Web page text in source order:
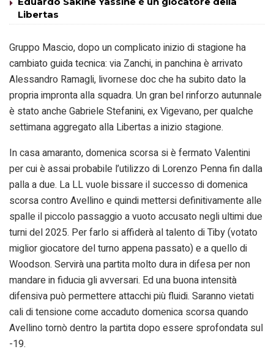
Libertas
Gruppo Mascio, dopo un complicato inizio di stagione ha
cambiato guida tecnica: via Zanchi, in panchina è arrivato
Alessandro Ramagli, livornese doc che ha subito dato la
propria impronta alla squadra. Un gran bel rinforzo autunnale
è stato anche Gabriele Stefanini, ex Vigevano, per qualche
settimana aggregato alla Libertas a inizio stagione.
In casa amaranto, domenica scorsa si è fermato Valentini
per cui è assai probabile l’utilizzo di Lorenzo Penna fin dalla
palla a due. La LL vuole bissare il successo di domenica
scorsa contro Avellino e quindi mettersi definitivamente alle
spalle il piccolo passaggio a vuoto accusato negli ultimi due
turni del 2025. Per farlo si affiderà al talento di Tiby (votato
miglior giocatore del turno appena passato) e a quello di
Woodson. Servirà una partita molto dura in difesa per non
mandare in fiducia gli avversari. Ed una buona intensità
difensiva può permettere attacchi più fluidi. Saranno vietati
cali di tensione come accaduto domenica scorsa quando
Avellino tornò dentro la partita dopo essere sprofondata sul
-19.